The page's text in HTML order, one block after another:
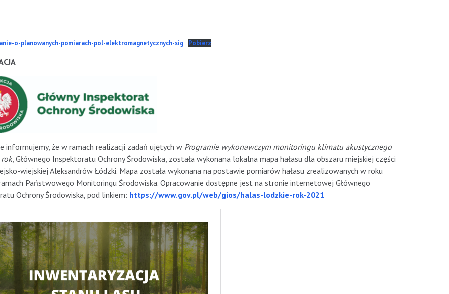
o-planowanych-pomiarach-pol-elektromagnetycznych-sig Pobierz
informujemy, że w ramach realizacji zadań ujętych w Programie wykonawczym monitoringu klimatu akustycznego
, Głównego Inspektoratu Ochrony Środowiska, została wykonana lokalna mapa hałasu dla obszaru miejskiej części
wiejskiej Aleksandrów Łódzki. Mapa została wykonana na postawie pomiarów hałasu zrealizowanych w roku
Państwowego Monitoringu Środowiska. Opracowanie dostępne jest na stronie internetowej Głównego
Ochrony Środowiska, pod linkiem: https://www.gov.pl/web/gios/halas-lodzkie-rok-2021